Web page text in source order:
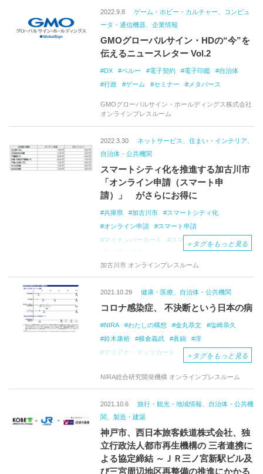
2022.9.8
ゲーム・ホビー・カルチャー、コンピュ
ータ・通信機器、企業情報
GMOグローバルサイン・HDの“今”を
伝えるニュースレター Vol.2
DX ペルー 電子契約 電子印鑑
自治体
行政
ゲーム セミナー メタバース
GMOグローバルサイン・ホールディングス株式会社
オンラインプレスルーム
2022.3.30
ネットサービス、住まい・インテリア、
自治体・公共機関
スマートシティ化を推進する加古川市
「オンライン申請（スマート申
請）」 がさらにお得に
兵庫県 加古川市
スマートシティ化
オンライン申請
スマート申請
マイナンバーカード
スマートフォン
住民票
行政手続き
申請手数料
＋ タグをもっと見る
加古川市 オンラインプレスルーム
2021.10.29 健康・医療、自治体・公共機関
コロナ感染症、 不決断という日本の病
NIRA わたしの構想 金丸恭文
塩崎恭久
鈴木康裕
横倉義武 眞鍋
淳
マリアナ・マッツカート
医療改革
感染症法 医師法
法改正
国の司令塔
医療機関への指示・命令
病床数
公立病院の提供病床
ワクチン開発
看護師・臨床検査技師の届け出
かかりつけ医
オンライン診療
病床転用
研究開発力
創薬エコシステム
＋ タグをもっと見る
NIRA総合研究開発機構 オンラインプレスルーム
2021.10.6
旅行・観光・地域情報、自治体・公共機
関、製造・建築
神戸市、西日本旅客鉄道株式会社、独
立行政法人都市再生機構の 三者連携に
よる協定締結 ～ＪＲ三ノ宮新駅ビル及
び三宮周辺地区再整備の推進にかかる